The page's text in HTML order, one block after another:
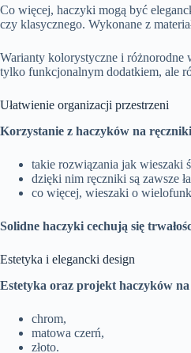
Co więcej, haczyki mogą być
czy klasycznego. Wykonane z
Warianty kolorystyczne i różnorodne
tylko funkcjonalnym dodatkiem, ale
Ułatwienie organizacji przestrzeni
Korzystanie z haczyków na ręczniki
takie rozwiązania jak wieszaki
dzięki nim ręczniki są zawsze
co więcej, wieszaki o
Solidne haczyki cechują się
Estetyka i elegancki design
Estetyka oraz projekt haczyków
chrom,
matowa czerń,
złoto.